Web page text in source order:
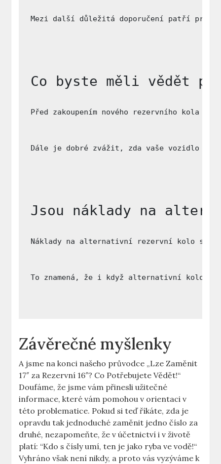
Mezi další důležitá doporučení patří
Co byste měli vědět
Před zakoupením nového rezervního kola
Dále je dobré zvážit, zda vaše vozidlo
Jsou náklady na
Náklady na alternativní rezervní kolo s
To znamená, že i když alternativní kolo
Závěrečné myšlenky
A ⁤jsme na konci‍ našeho ⁤průvodce „Lze Zaměnit
17″ za Rezervní 16″?​ Co Potřebujete ‌Vědět!“
Doufáme, že⁣ jsme vám přinesli užitečné
informace, které vám pomohou v orientaci v
této ‍problematice. ⁤Pokud si teď⁣ říkáte, zda je
opravdu tak​ jednoduché zaměnit jedno číslo za
druhé, nezapomeňte, že v účetnictví ​i v životě
platí: ​“Kdo s čísly umí, ten je​ jako ryba ve vodě!“
Vyhráno však⁤ není nikdy, a proto vás⁤ vyzýváme k